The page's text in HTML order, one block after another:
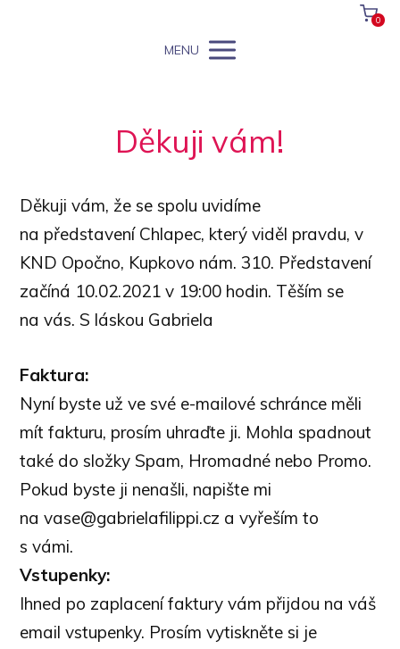
0
MENU
Děkuji vám!
Děkuji vám, že se spolu uvidíme
na představení Chlapec, který viděl pravdu, v
KND Opočno, Kupkovo nám. 310. Představení
začíná 10.02.2021 v 19:00 hodin. Těším se
na vás. S láskou Gabriela
Faktura:
Nyní byste už ve své e-mailové schránce měli
mít fakturu, prosím uhraďte ji. Mohla spadnout
také do složky Spam, Hromadné nebo Promo.
Pokud byste ji nenašli, napište mi
na vase@gabrielafilippi.cz a vyřeším to
s vámi.
Vstupenky:
Ihned po zaplacení faktury vám přijdou na váš
email vstupenky. Prosím vytiskněte si je